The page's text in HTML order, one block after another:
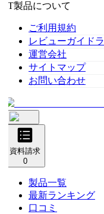
製品について
ご利用規約
レビューガイドラ
運営会社
サイトマップ
お問い合わせ
資料請求
製品一覧
最新ランキング
口コミ